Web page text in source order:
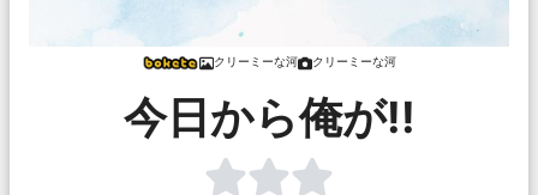
クリーミーな河 クリーミーな河
今日から俺が!!